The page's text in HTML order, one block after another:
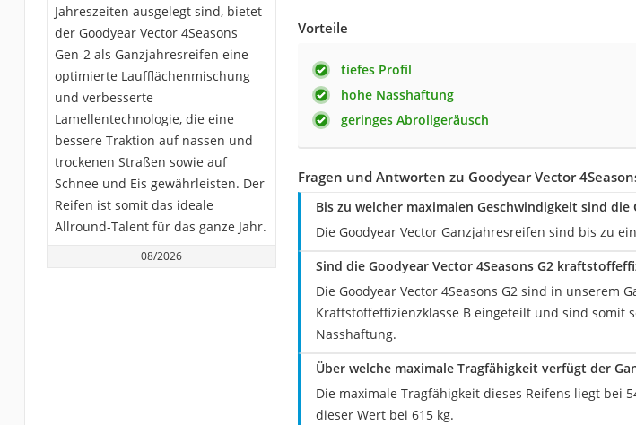
Jahreszeiten ausgelegt sind, bietet
der Goodyear Vector 4Seasons
Gen-2 als Ganzjahresreifen eine
optimierte Laufflächenmischung
und verbesserte
Lamellentechnologie, die eine
bessere Traktion auf nassen und
trockenen Straßen sowie auf
Schnee und Eis gewährleisten. Der
Reifen ist somit das ideale
Allround-Talent für das ganze Jahr.
08/2026
Vorteile
tiefes Profil
hohe Nasshaftung
geringes Abrollgeräusch
Fragen und Antworten zu Goodyear Vector
Bis zu welcher maximalen Geschwindigkeit sind
Die Goodyear Vector Ganzjahresreifen sind bis zu
Sind die Goodyear ‎Vector 4Seasons G2
Die Goodyear ‎Vector 4Seasons G2 sind in unserem
Kraftstoffeffizienzklasse B eingeteilt und sind somit
Nasshaftung.
Über welche maximale Tragfähigkeit verfügt der
Die maximale Tragfähigkeit dieses Reifens liegt bei
dieser Wert bei 615 kg.